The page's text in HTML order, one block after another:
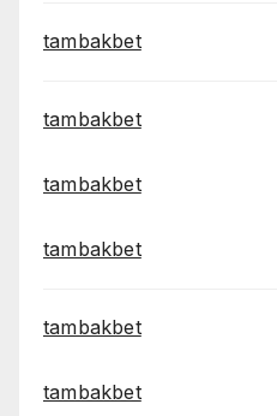
tambakbet
tambakbet
tambakbet
tambakbet
tambakbet
tambakbet